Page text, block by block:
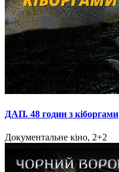
ДАП. 48 годин з кіборгами
Документальне кіно, 2+2